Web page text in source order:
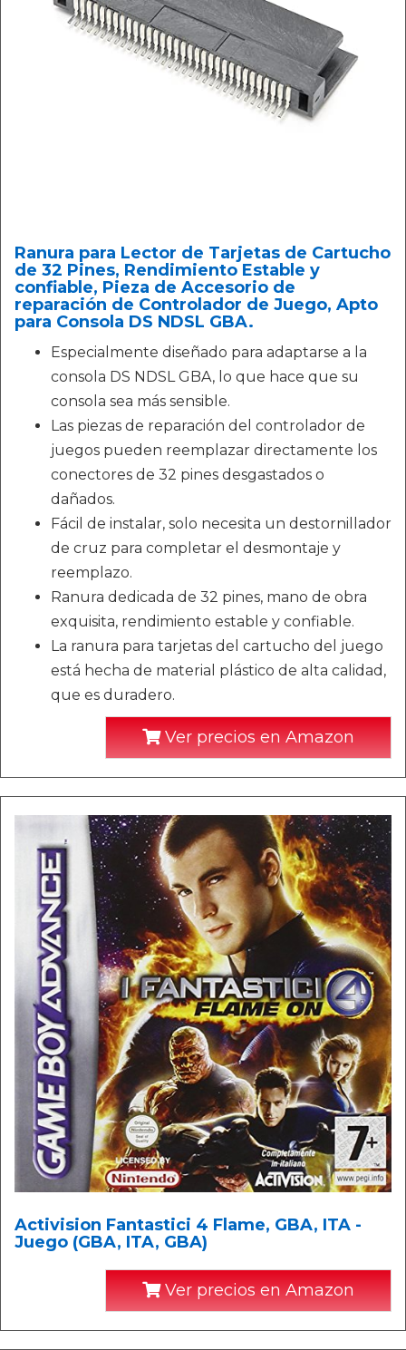
Ranura para Lector de Tarjetas de Cartucho
de 32 Pines, Rendimiento Estable y
confiable, Pieza de Accesorio de
reparación de Controlador de Juego, Apto
para Consola DS NDSL GBA.
Especialmente diseñado para adaptarse a la
consola DS NDSL GBA, lo que hace que su
consola sea más sensible.
Las piezas de reparación del controlador de
juegos pueden reemplazar directamente los
conectores de 32 pines desgastados o
dañados.
Fácil de instalar, solo necesita un destornillador
de cruz para completar el desmontaje y
reemplazo.
Ranura dedicada de 32 pines, mano de obra
exquisita, rendimiento estable y confiable.
La ranura para tarjetas del cartucho del juego
está hecha de material plástico de alta calidad,
que es duradero.
Ver precios en Amazon
Activision Fantastici 4 Flame, GBA, ITA -
Juego (GBA, ITA, GBA)
Ver precios en Amazon